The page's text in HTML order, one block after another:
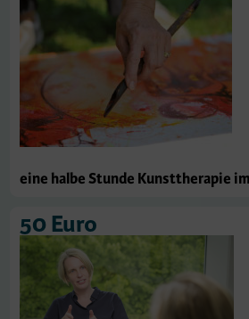
eine halbe Stunde Kunsttherapie
50 Euro